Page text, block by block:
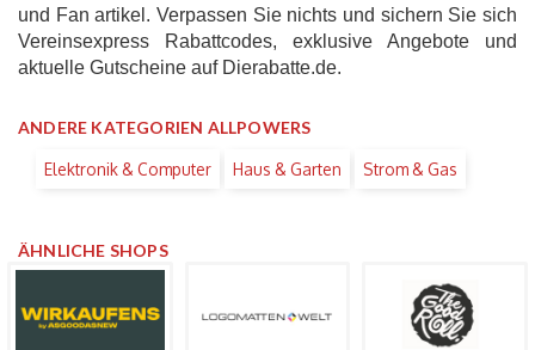
und Fan artikel. Verpassen Sie nichts und sichern Sie sich
Vereinsexpress Rabattcodes, exklusive Angebote und
aktuelle Gutscheine auf Dierabatte.de.
ANDERE KATEGORIEN ALLPOWERS
Elektronik & Computer Haus & Garten Strom & Gas
ÄHNLICHE SHOPS